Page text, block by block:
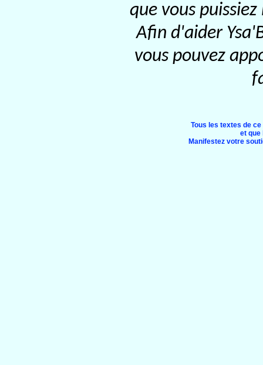
que vous
Afin d'aider
vous pouvez
Tous les textes de
et
Manifestez votre